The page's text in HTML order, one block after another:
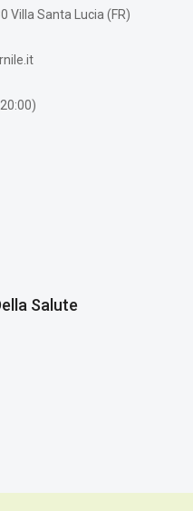
Villa Santa Lucia (FR)
Salute